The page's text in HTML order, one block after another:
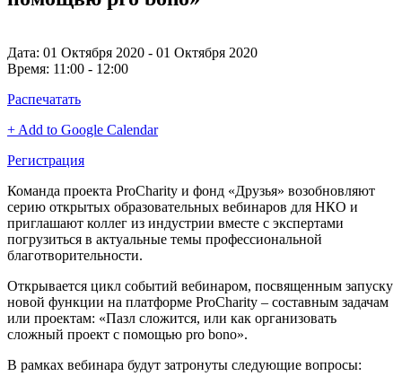
Дата: 01 Октября 2020 - 01 Октября 2020
Время: 11:00 - 12:00
Распечатать
+ Add to Google Calendar
Регистрация
Команда проекта ProCharity и фонд «Друзья» возобновляют
серию открытых образовательных вебинаров для НКО и
приглашают коллег из индустрии вместе с экспертами
погрузиться в актуальные темы профессиональной
благотворительности.
Открывается цикл событий вебинаром, посвященным запуску
новой функции на платформе ProCharity – составным задачам
или проектам: «Пазл сложится, или как организовать
сложный проект с помощью pro bono».
В рамках вебинара будут затронуты следующие вопросы: